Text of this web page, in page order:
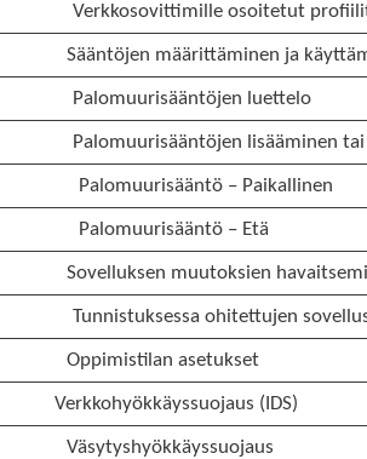
Verkkosovittimille osoitetut
Sääntöjen määrittäminen ja
Palomuurisääntöjen luettelo
Palomuurisääntöjen lisääminen
Palomuurisääntö – Paikallinen
Palomuurisääntö – Etä
Sovelluksen muutoksien
Tunnistuksessa ohitettujen
Oppimistilan asetukset
Verkkohyökkäyssuojaus (IDS)
Väsytyshyökkäyssuojaus